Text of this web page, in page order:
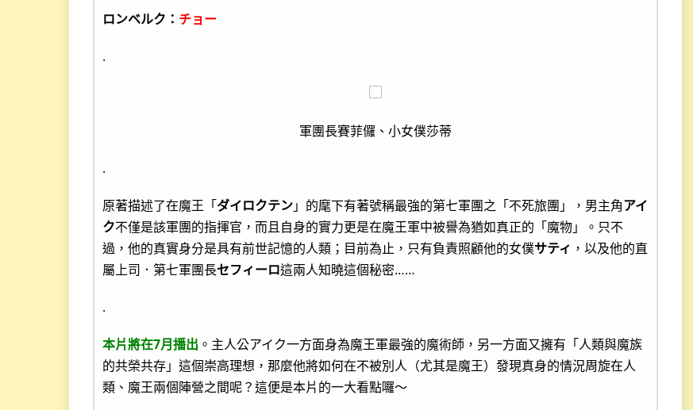
ロンベルク： チョー
.
軍團長賽菲儸、小女僕莎蒂
.
原著描述了在魔王「ダイロクテン」的麾下有著號稱最強的第七軍團之「不死旅團」，男主角アイ
ク不僅是該軍團的指揮官，而且自身的實力更是在魔王軍中被譽為猶如真正的「魔物」。只不
過，他的真實身分是具有前世記憶的人類；目前為止，只有負責照顧他的女僕サティ ，以及他的直
屬上司．第七軍團長セフィーロ這兩人知曉這個秘密……
.
本片將在7月播出 。主人公アイク一方面身為魔王軍最強的魔術師，另一方面又擁有「人類與魔族
的共榮共存」這個崇高理想，那麼他將如何在不被別人（尤其是魔王）發現真身的情況周旋在人
類、魔王兩個陣營之間呢？這便是本片的一大看點囉～